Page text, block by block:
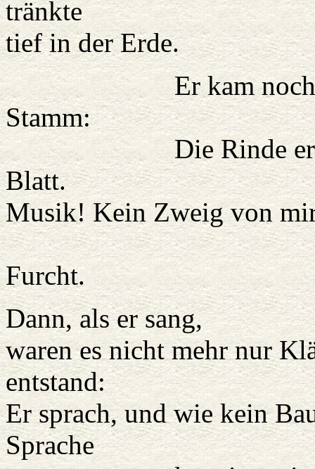
tränkte
tief in der Erde.
Er kam noch näher,
Stamm:
Die Rinde
Blatt.
Musik! Kein Zweig von
erbebte
Furcht.
Dann, als er sang,
waren es nicht mehr nur
entstand:
Er sprach, und wie kein
Sprache